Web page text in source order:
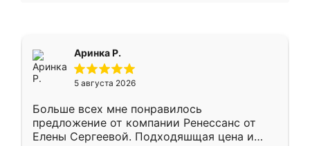
Аринка Р.
5 августа 2026
Больше всех мне понравилось
предложение от компании Ренессанс от
Елены Сергеевой. Подходяшщая цена и